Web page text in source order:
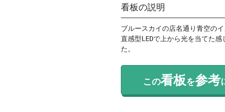
看板の説明
ブルースカイの店名通り青空のイ
直感型LEDで上から光を当てた
た。
この看板を参考